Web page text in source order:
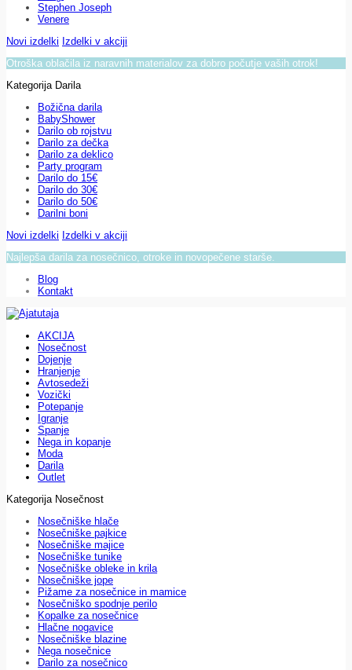
Stephen Joseph
Venere
Novi izdelki Izdelki v akciji
Otroška oblačila iz naravnih materialov za dobro počutje vaših otrok!
Kategorija Darila
Božična darila
BabyShower
Darilo ob rojstvu
Darilo za dečka
Darilo za deklico
Party program
Darilo do 15€
Darilo do 30€
Darilo do 50€
Darilni boni
Novi izdelki Izdelki v akciji
Najlepša darila za nosečnico, otroke in novopečene starše.
Blog
Kontakt
AKCIJA
Nosečnost
Dojenje
Hranjenje
Avtosedeži
Vozički
Potepanje
Igranje
Spanje
Nega in kopanje
Moda
Darila
Outlet
Kategorija Nosečnost
Nosečniške hlače
Nosečniške pajkice
Nosečniške majice
Nosečniške tunike
Nosečniške obleke in krila
Nosečniške jope
Pižame za nosečnice in mamice
Nosečniško spodnje perilo
Kopalke za nosečnice
Hlačne nogavice
Nosečniške blazine
Nega nosečnice
Darilo za nosečnico